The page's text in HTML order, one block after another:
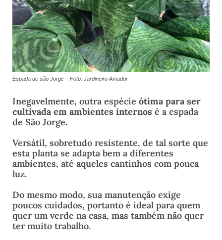
Espada de são Jorge – Foto: Jardineiro Amador
Inegavelmente, outra espécie ótima para ser
cultivada em ambientes internos é a espada
de São Jorge.
Versátil, sobretudo resistente, de tal sorte que
esta planta se adapta bem a diferentes
ambientes, até aqueles cantinhos com pouca
luz.
Do mesmo modo, sua manutenção exige
poucos cuidados, portanto é ideal para quem
quer um verde na casa, mas também não quer
ter muito trabalho.